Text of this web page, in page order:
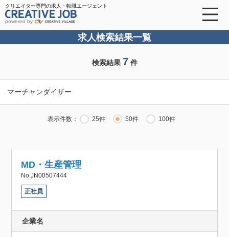
クリエイター専門の求人・転職エージェント
powered by
求人検索結果一覧
検索結果 7 件
マーチャンダイザー
表示件数： 25件 50件 100件
MD・生産管理
No.JN00507444
正社員
企業名